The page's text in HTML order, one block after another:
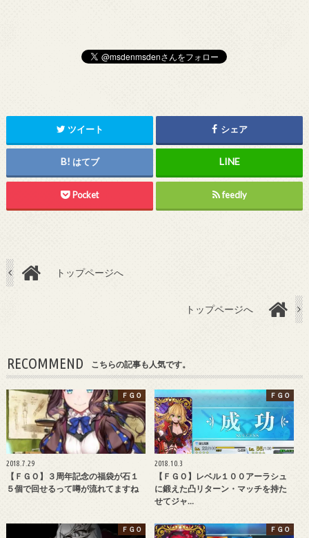
ツイート シェア
はてブ
Pocket feedly
トップページへ
トップページへ
RECOMMEND こちらの記事も人気です。
ＦＧＯ
2018.7.29
【ＦＧＯ】３周年記念の福袋が石１
５個で回せるって噂が流れてますね
ＦＧＯ
2018.10.3
【ＦＧＯ】レベル１００アーラシュ
に鍛えた凸リターン・マッチを持た
せてジャ…
ＦＧＯ ＦＧＯ